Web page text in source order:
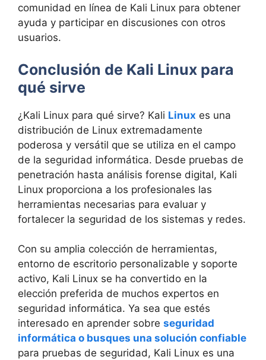
comunidad en línea de Kali Linux para obtener
ayuda y participar en discusiones con otros
usuarios.
Conclusión de Kali Linux para
qué sirve
¿Kali Linux para qué sirve? Kali Linux es una
distribución de Linux extremadamente
poderosa y versátil que se utiliza en el campo
de la seguridad informática. Desde pruebas de
penetración hasta análisis forense digital, Kali
Linux proporciona a los profesionales las
herramientas necesarias para evaluar y
fortalecer la seguridad de los sistemas y redes.
Con su amplia colección de herramientas,
entorno de escritorio personalizable y soporte
activo, Kali Linux se ha convertido en la
elección preferida de muchos expertos en
seguridad informática. Ya sea que estés
interesado en aprender sobre seguridad
informática o busques una solución confiable
para pruebas de seguridad, Kali Linux es una